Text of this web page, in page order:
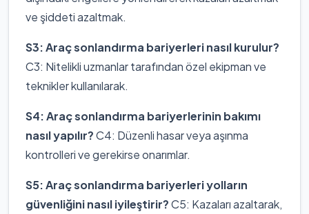
ve şiddeti azaltmak.
S3: Araç sonlandırma bariyerleri nasıl kurulur?
C3: Nitelikli uzmanlar tarafından özel ekipman ve
teknikler kullanılarak.
S4: Araç sonlandırma bariyerlerinin bakımı
nasıl yapılır?C4: Düzenli hasar veya aşınma
kontrolleri ve gerekirse onarımlar.
S5: Araç sonlandırma bariyerleri yolların
güvenliğini nasıl iyileştirir?C5: Kazaları azaltarak,